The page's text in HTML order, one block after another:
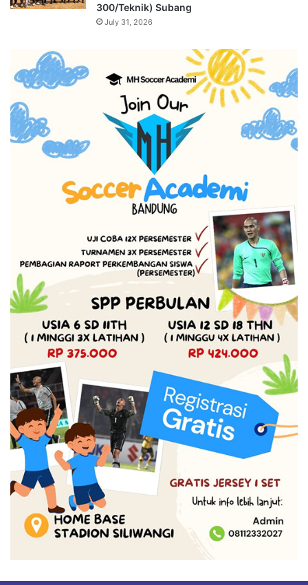
300/Teknik) Subang
July 31, 2026